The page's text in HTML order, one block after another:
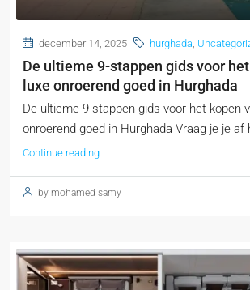
december 14, 2025 hurghada,
De ultieme 9-stappen gids voor
luxe onroerend goed in Hurghada
De ultieme 9-stappen gids voor het kopen
onroerend goed in Hurghada Vraag je je af
Continue reading
by mohamed samy